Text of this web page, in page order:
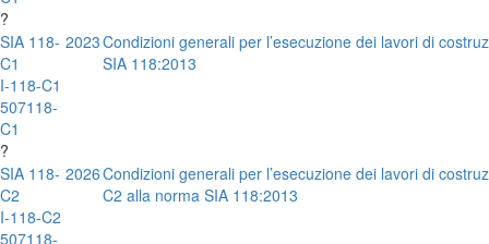
?
SIA 118-
C1
I-118-C1
507118-
C1
?
2023Condizioni generali per l’esecuzione dei lavori di
SIA 118:2013
SIA 118-
C2
I-118-C2
507118-
2026Condizioni generali per l’esecuzione dei lavori di
C2 alla norma SIA 118:2013